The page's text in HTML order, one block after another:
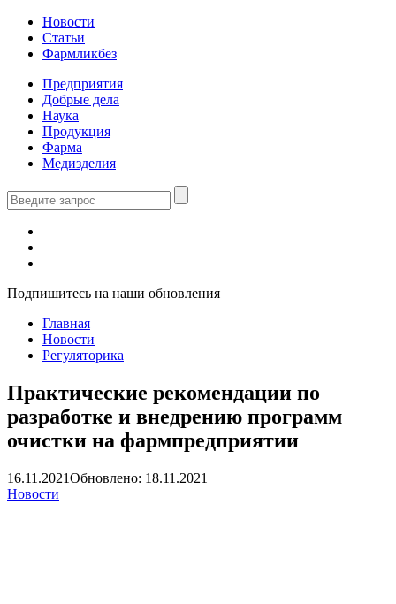
Новости
Статьи
Фармликбез
Предприятия
Добрые дела
Наука
Продукция
Фарма
Медизделия
Подпишитесь на наши обновления
Главная
Новости
Регуляторика
Практические рекомендации по
разработке и внедрению программ
очистки на фармпредприятии
16.11.2021Обновлено: 18.11.2021
Новости